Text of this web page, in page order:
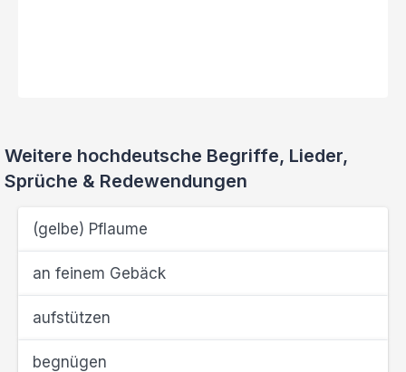
Weitere hochdeutsche Begriffe, Lieder,
Sprüche & Redewendungen
(gelbe) Pflaume
an feinem Gebäck
aufstützen
begnügen